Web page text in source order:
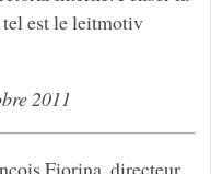
tel est le leitmotiv
2011
Fiorina, directeur